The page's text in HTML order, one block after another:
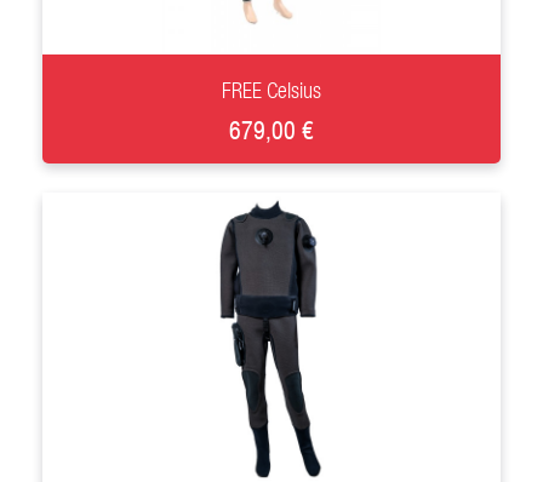
+
FREE Celsius
679,00 €